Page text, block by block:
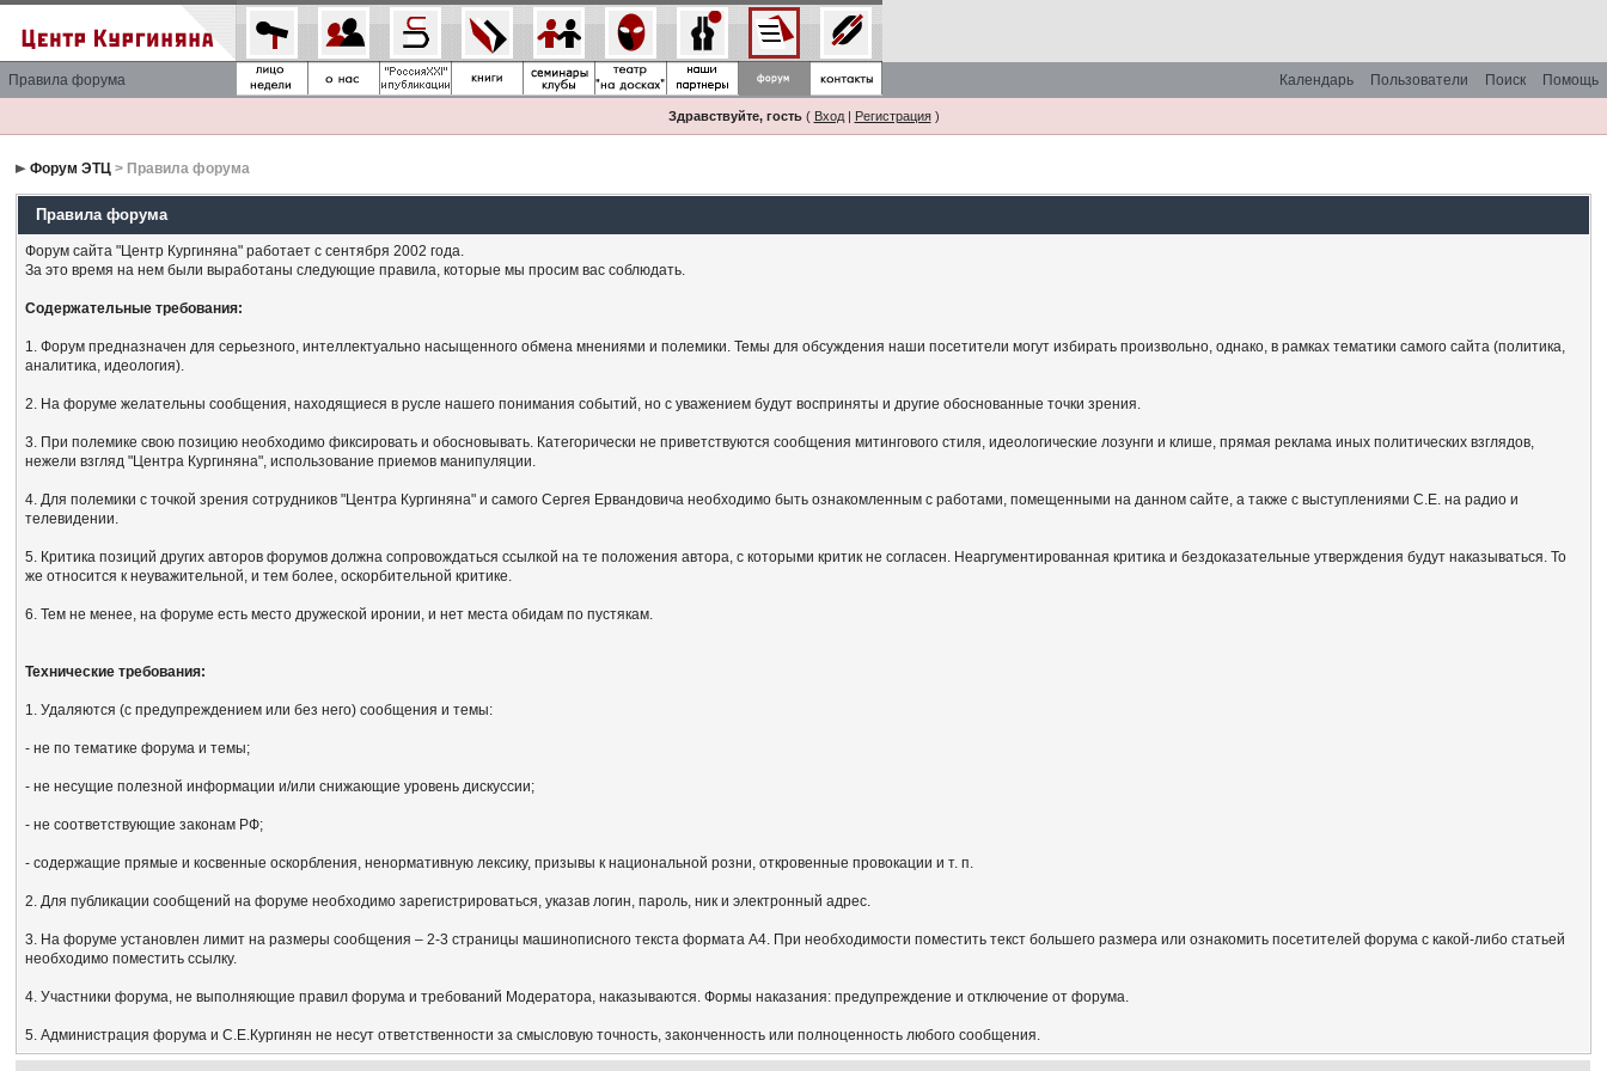
Правила форума Помощь
Поиск
Пользователи
Календарь
Здравствуйте, гость( Вход| Регистрация)
Форум ЭТЦ > Правила форума
Правила форума
Форум сайта "Центр Кургиняна" работает с сентября 2002 года.
За это время на нем были выработаны следующие правила, которые мы просим вас соблюдать.
Содержательные требования:
1. Форум предназначен для серьезного, интеллектуально насыщенного обмена мнениями и полемики. Темы для обсуждения наши посетители могут избирать произвольно, однако, в рамках тематики самого сайта (политика,
аналитика, идеология).
2. На форуме желательны сообщения, находящиеся в русле нашего понимания событий, но с уважением будут восприняты и другие обоснованные точки зрения.
3. При полемике свою позицию необходимо фиксировать и обосновывать. Категорически не приветствуются сообщения митингового стиля, идеологические лозунги и клише, прямая реклама иных политических взглядов,
нежели взгляд "Центра Кургиняна", использование приемов манипуляции.
4. Для полемики с точкой зрения сотрудников "Центра Кургиняна" и самого Сергея Ервандовича необходимо быть ознакомленным с работами, помещенными на данном сайте, а также с выступлениями С.Е. на радио и
телевидении.
5. Критика позиций других авторов форумов должна сопровождаться ссылкой на те положения автора, с которыми критик не согласен. Неаргументированная критика и бездоказательные утверждения будут наказываться. То
же относится к неуважительной, и тем более, оскорбительной критике.
6. Тем не менее, на форуме есть место дружеской иронии, и нет места обидам по пустякам.
Технические требования:
1. Удаляются (с предупреждением или без него) сообщения и темы:
- не по тематике форума и темы;
- не несущие полезной информации и/или снижающие уровень дискуссии;
- не соответствующие законам РФ;
- содержащие прямые и косвенные оскорбления, ненормативную лексику, призывы к национальной розни, откровенные провокации и т. п.
2. Для публикации сообщений на форуме необходимо зарегистрироваться, указав логин, пароль, ник и электронный адрес.
3. На форуме установлен лимит на размеры сообщения – 2-3 страницы машинописного текста формата А4. При необходимости поместить текст большего размера или ознакомить посетителей форума с какой-либо статьей
необходимо поместить ссылку.
4. Участники форума, не выполняющие правил форума и требований Модератора, наказываются. Формы наказания: предупреждение и отключение от форума.
5. Администрация форума и С.Е.Кургинян не несут ответственности за смысловую точность, законченность или полноценность любого сообщения.